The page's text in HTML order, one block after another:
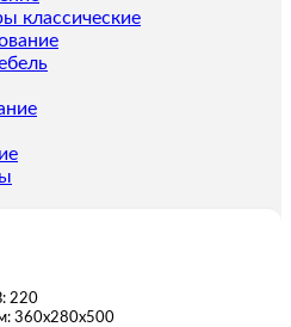
классические
220
360х280х500